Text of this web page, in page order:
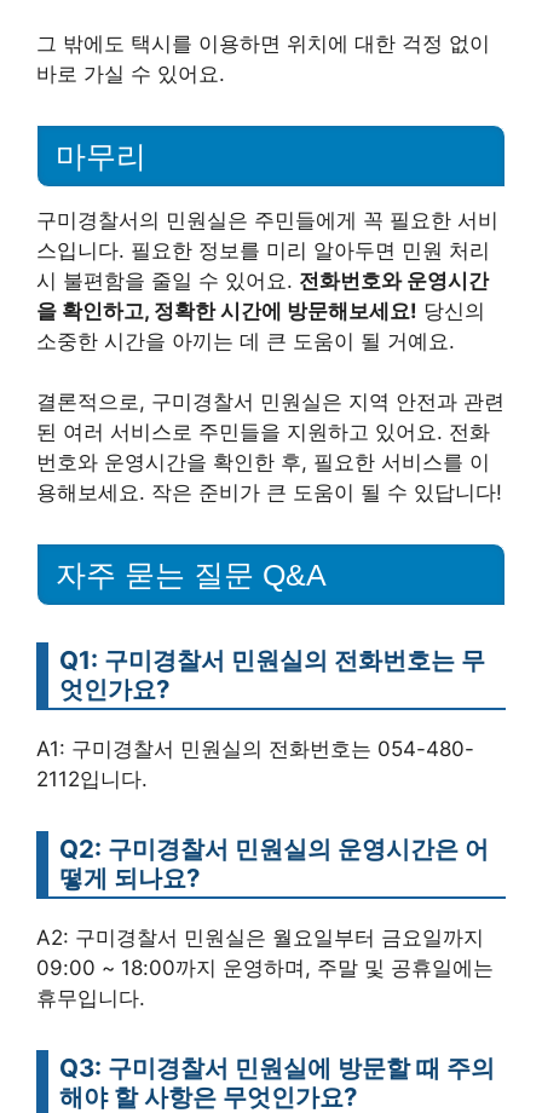
그 밖에도 택시를 이용하면 위치에 대한 걱정 없이
바로 가실 수 있어요.
마무리
구미경찰서의 민원실은 주민들에게 꼭 필요한 서비
스입니다. 필요한 정보를 미리 알아두면 민원 처리
시 불편함을 줄일 수 있어요. 전화번호와 운영시간
을 확인하고, 정확한 시간에 방문해보세요! 당신의
소중한 시간을 아끼는 데 큰 도움이 될 거예요.
결론적으로, 구미경찰서 민원실은 지역 안전과 관련
된 여러 서비스로 주민들을 지원하고 있어요. 전화
번호와 운영시간을 확인한 후, 필요한 서비스를 이
용해보세요. 작은 준비가 큰 도움이 될 수 있답니다!
자주 묻는 질문 Q&A
Q1: 구미경찰서 민원실의 전화번호는 무
엇인가요?
A1: 구미경찰서 민원실의 전화번호는 054-480-
2112입니다.
Q2: 구미경찰서 민원실의 운영시간은 어
떻게 되나요?
A2: 구미경찰서 민원실은 월요일부터 금요일까지
09:00 ~ 18:00까지 운영하며, 주말 및 공휴일에는
휴무입니다.
Q3: 구미경찰서 민원실에 방문할 때 주의
해야 할 사항은 무엇인가요?